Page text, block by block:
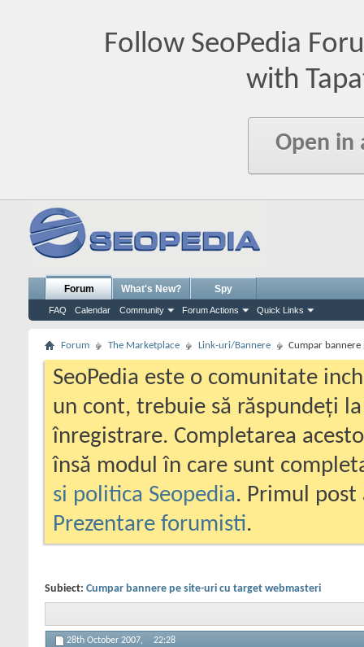
Follow SeoPedia
with
Open in
Forum
FAQ Calendar Community Forum Actions Quick Links
What's New? Spy
Forum The Marketplace Link-uri/Bannere Cumpar
SeoPedia este o comunitate
un cont, trebuie să răspundeți
înregistrare. Completarea
însă modul în care sunt
si politica Seopedia. Primul
Prezentare forumisti.
Subiect: Cumpar bannere pe site-uri cu target webmasteri
28th October 2007, 22:28